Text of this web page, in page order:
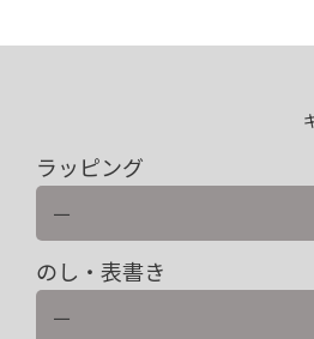
ラッピング
のし・表書き